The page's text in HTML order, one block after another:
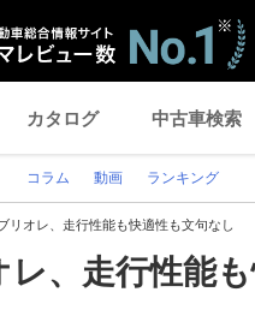
カタログ 中古車検索
コラム 動画 ランキング
リオレ、走行性能も快適性も文句なし
、走行性能